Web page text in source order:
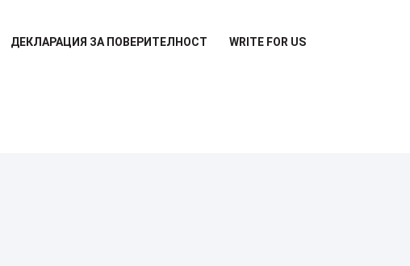
ДЕКЛАРАЦИЯ ЗА ПОВЕРИТЕЛНОСТ WRITE FOR US